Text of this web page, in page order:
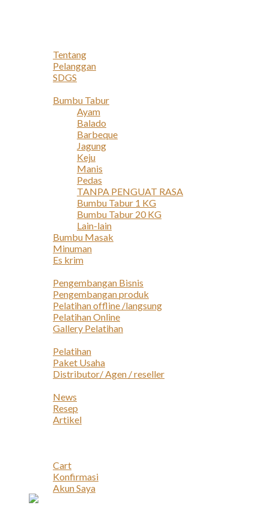
Tentang
Pelanggan
SDGS
Bumbu Tabur
Ayam
Balado
Barbeque
Jagung
Keju
Manis
Pedas
TANPA PENGUAT RASA
Bumbu Tabur 1 KG
Bumbu Tabur 20 KG
Lain-lain
Bumbu Masak
Minuman
Es krim
Pengembangan Bisnis
Pengembangan produk
Pelatihan offline /langsung
Pelatihan Online
Gallery Pelatihan
Pelatihan
Paket Usaha
Distributor/ Agen / reseller
News
Resep
Artikel
Cart
Konfirmasi
Akun Saya